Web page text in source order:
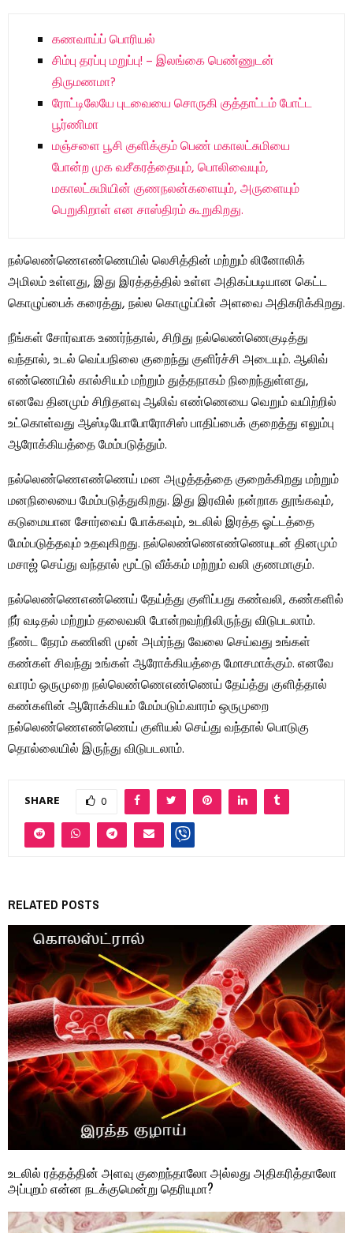
கணவாய்ப் பொரியல்
சிம்பு தரப்பு மறுப்பு! – இலங்கை பெண்ணுடன்
திருமணமா?
ரோட்டிலேயே புடவையை சொருகி குத்தாட்டம் போட்ட
பூர்ணிமா
மஞ்சளை பூசி குளிக்கும் பெண் மகாலட்சுமியை
போன்ற முக வசீகரத்தையும், பொலிவையும்,
மகாலட்சுமியின் குணநலன்களையும், அருளையும்
பெறுகிறாள் என சாஸ்திரம் கூறுகிறது.
நல்லெண்ணெஎண்ணெயில் லெசித்தின் மற்றும் லினோலிக்
அமிலம் உள்ளது, இது இரத்தத்தில் உள்ள அதிகப்படியான கெட்ட
கொழுப்பைக் கரைத்து, நல்ல கொழுப்பின் அளவை அதிகரிக்கிறது.
நீங்கள் சோர்வாக உணர்ந்தால், சிறிது நல்லெண்ணெகுடித்து
வந்தால், உடல் வெப்பநிலை குறைந்து குளிர்ச்சி அடையும். ஆலிவ்
எண்ணெயில் கால்சியம் மற்றும் துத்தநாகம் நிறைந்துள்ளது,
எனவே தினமும் சிறிதளவு ஆலிவ் எண்ணெயை வெறும் வயிற்றில்
உட்கொள்வது ஆஸ்டியோபோரோசிஸ் பாதிப்பைக் குறைத்து எலும்பு
ஆரோக்கியத்தை மேம்படுத்தும்.
நல்லெண்ணெஎண்ணெய் மன அழுத்தத்தை குறைக்கிறது மற்றும்
மனநிலையை மேம்படுத்துகிறது. இது இரவில் நன்றாக தூங்கவும்,
கடுமையான சோர்வைப் போக்கவும், உடலில் இரத்த ஓட்டத்தை
மேம்படுத்தவும் உதவுகிறது. நல்லெண்ணெஎண்ணெயுடன் தினமும்
மசாஜ் செய்து வந்தால் மூட்டு வீக்கம் மற்றும் வலி குணமாகும்.
நல்லெண்ணெஎண்ணெய் தேய்த்து குளிப்பது கண்வலி, கண்களில்
நீர் வடிதல் மற்றும் தலைவலி போன்றவற்றிலிருந்து விடுபடலாம்.
நீண்ட நேரம் கணினி முன் அமர்ந்து வேலை செய்வது உங்கள்
கண்கள் சிவந்து உங்கள் ஆரோக்கியத்தை மோசமாக்கும். எனவே
வாரம் ஒருமுறை நல்லெண்ணெஎண்ணெய் தேய்த்து குளித்தால்
கண்களின் ஆரோக்கியம் மேம்படும்.வாரம் ஒருமுறை
நல்லெண்ணெஎண்ணெய் குளியல் செய்து வந்தால் பொடுகு
தொல்லையில் இருந்து விடுபடலாம்.
SHARE 0
RELATED POSTS
உடலில் ரத்தத்தின் அளவு குறைந்தாலோ அல்லது அதிகரித்தாலோ
அப்புறம் என்ன நடக்குமென்று தெரியுமா?